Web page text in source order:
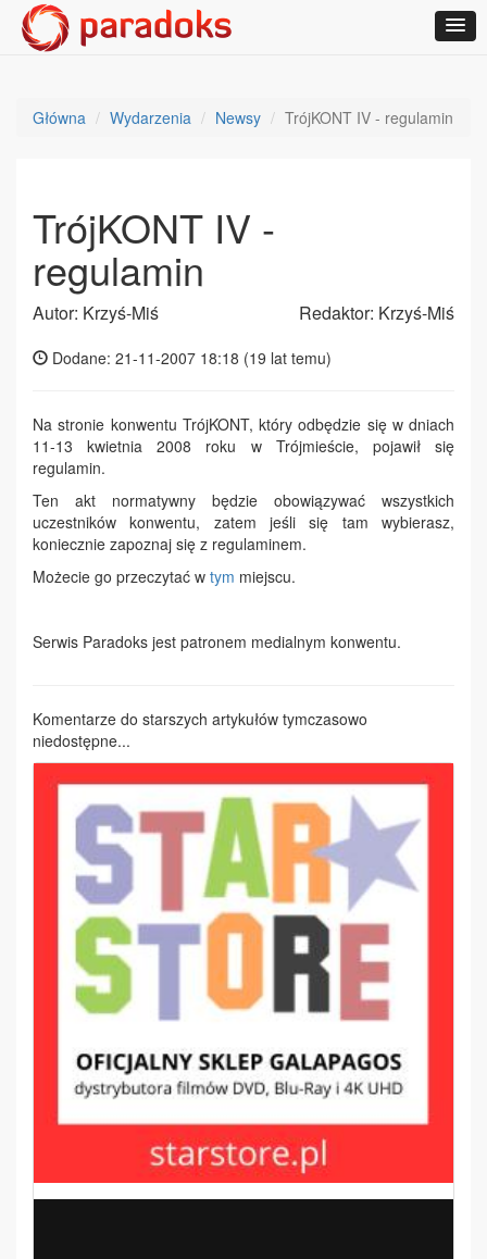
Główna Wydarzenia Newsy TrójKONT IV - regulamin
TrójKONT IV -
regulamin
Autor: Krzyś-Miś Redaktor: Krzyś-Miś
Dodane: 21-11-2007 18:18 (19 lat temu)
Na stronie konwentu TrójKONT, który odbędzie się w dniach
11-13 kwietnia 2008 roku w Trójmieście, pojawił się
regulamin.
Ten akt normatywny będzie obowiązywać wszystkich
uczestników konwentu, zatem jeśli się tam wybierasz,
koniecznie zapoznaj się z regulaminem.
Możecie go przeczytać w tym miejscu.
Serwis Paradoks jest patronem medialnym konwentu.
Komentarze do starszych artykułów tymczasowo
niedostępne...